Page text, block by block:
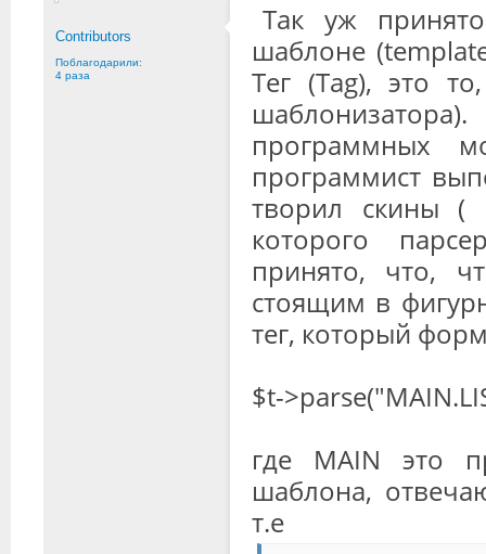
Contributors
Поблагодарили:
4 раза
Так уж
шаблоне
Тег (Tag), это
программных
программист
творил скины (
которого
принято, что,
стоящим в
тег, который
$t-
где MAIN это
шаблона,
т.е